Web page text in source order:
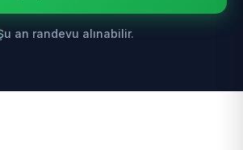
an randevu alınabilir.